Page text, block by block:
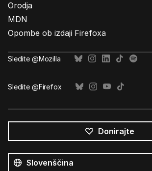
Orodja
MDN
Opombe ob izdaji Firefoxa
Sledite @Mozilla
Sledite @Firefox
Donirajte
jeziki
Jezik